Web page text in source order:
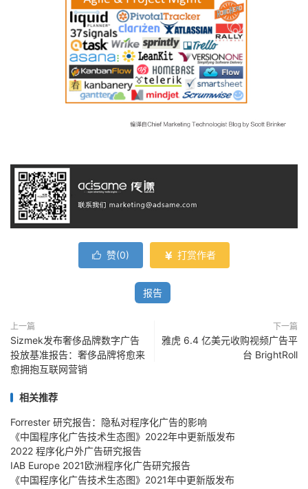
 赞(0)  打赏作者
报告
上一篇
Sizmek发布奢侈品牌数字广告
投放基准报告：奢侈品牌将愈来
愈拥抱互联网营销
下一篇
雅虎 6.4 亿美元收购视频广告平
台 BrightRoll
相关推荐
Forrester 研究报告：隐私对程序化广告的影响
《中国程序化广告技术生态图》2022年中更新版发布
2022 程序化户外广告研究报告
IAB Europe 2021欧洲程序化广告研究报告
《中国程序化广告技术生态图》2021年中更新版发布